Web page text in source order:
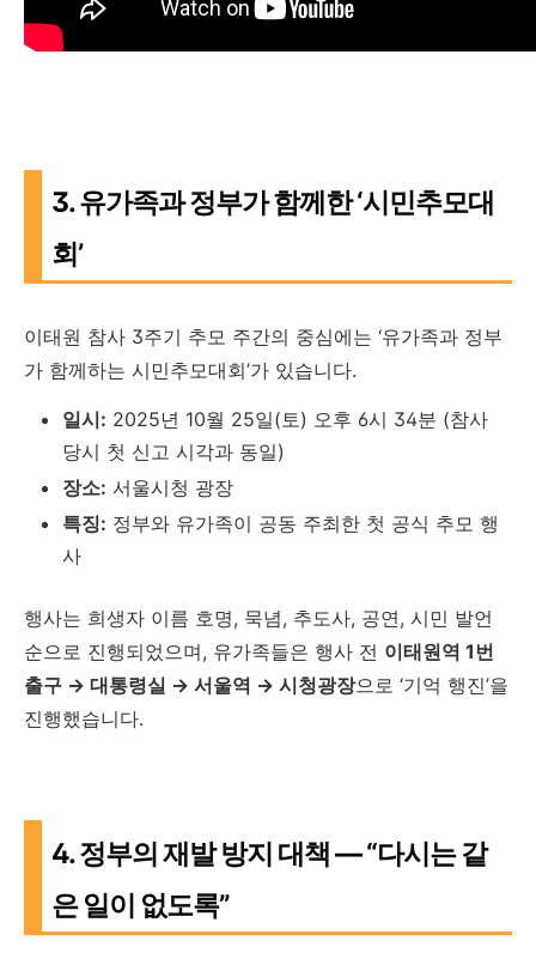
3. 유가족과 정부가 함께한 ‘시민추모대
회’
이태원 참사 3주기 추모 주간의 중심에는 ‘유가족과 정부
가 함께하는 시민추모대회’가 있습니다.
일시: 2025년 10월 25일(토) 오후 6시 34분 (참사
당시 첫 신고 시각과 동일)
장소: 서울시청 광장
특징: 정부와 유가족이 공동 주최한 첫 공식 추모 행
사
행사는 희생자 이름 호명, 묵념, 추도사, 공연, 시민 발언
순으로 진행되었으며, 유가족들은 행사 전 이태원역 1번
출구 → 대통령실 → 서울역 → 시청광장으로 ‘기억 행진’을
진행했습니다.
4. 정부의 재발 방지 대책 — “다시는 같
은 일이 없도록”